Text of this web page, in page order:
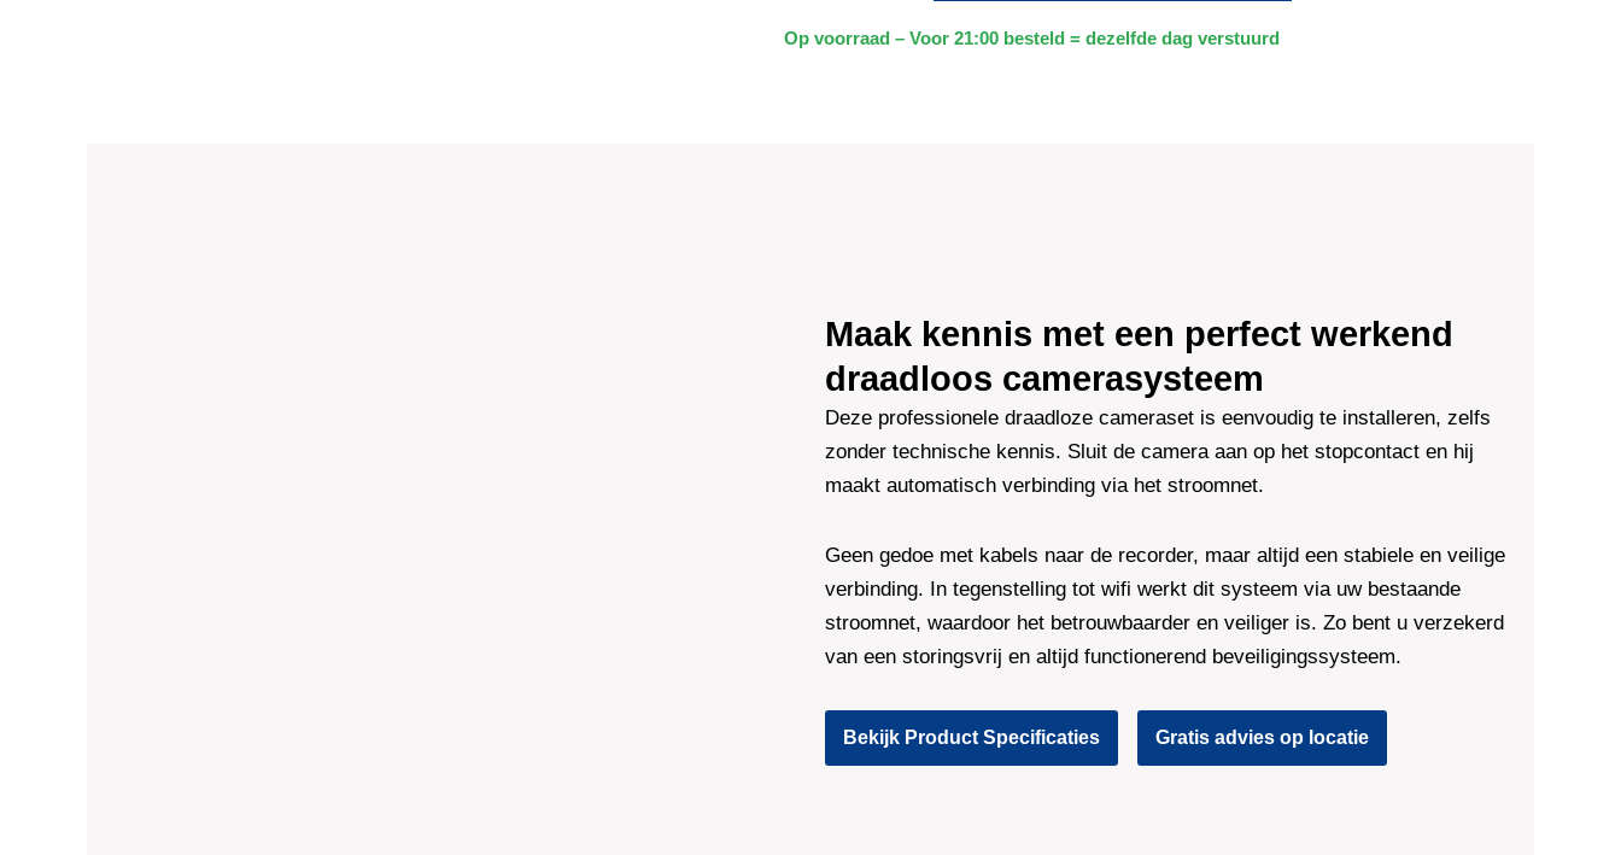
Draadloos
Op voorraad – Voor 21:00 besteld = dezelfde dag verstuurd
Maak kennis met een perfect werkend
draadloos camerasysteem
Deze professionele draadloze cameraset is eenvoudig te installeren, zelfs
zonder technische kennis. Sluit de camera aan op het stopcontact en hij
maakt automatisch verbinding via het stroomnet.
Geen gedoe met kabels naar de recorder, maar altijd een stabiele en veilige
verbinding. In tegenstelling tot wifi werkt dit systeem via uw bestaande
stroomnet, waardoor het betrouwbaarder en veiliger is. Zo bent u verzekerd
van een storingsvrij en altijd functionerend beveiligingssysteem.
Bekijk Product Specificaties Gratis advies op locatie